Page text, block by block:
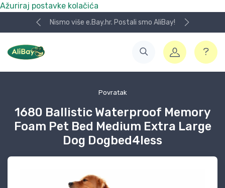
Ažuriraj postavke kolačića
Nismo više e.Bay.hr. Postali smo AliBay!
Povratak
1680 Ballistic Waterproof Memory
Foam Pet Bed Medium Extra Large
Dog Dogbed4less